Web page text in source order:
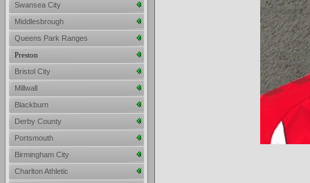
Swansea City
Middlesbrough
Queens Park Ranges
Preston
Bristol City
Millwall
Blackburn
Derby County
Portsmouth
Birmingham City
Charlton Athletic